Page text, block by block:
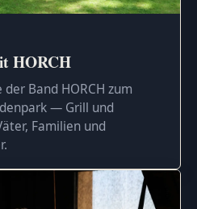
HORCH
Band HORCH zum
— Grill und
Familien und